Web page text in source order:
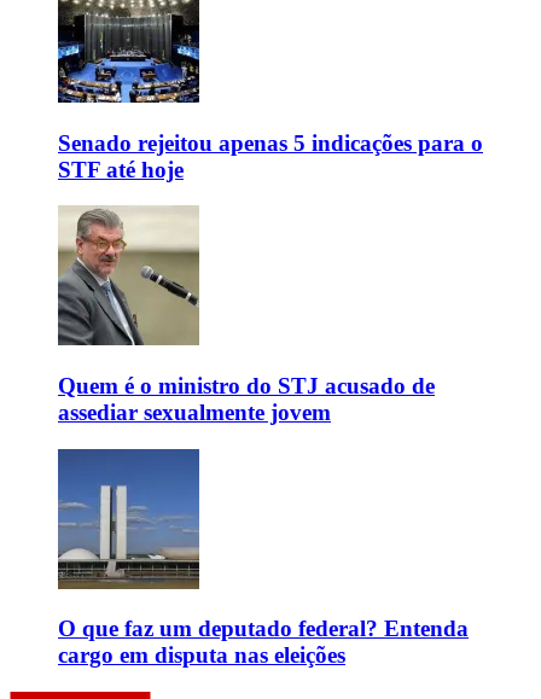
Senado rejeitou apenas 5 indicações para o
STF até hoje
Quem é o ministro do STJ acusado de
assediar sexualmente jovem
O que faz um deputado federal? Entenda
cargo em disputa nas eleições